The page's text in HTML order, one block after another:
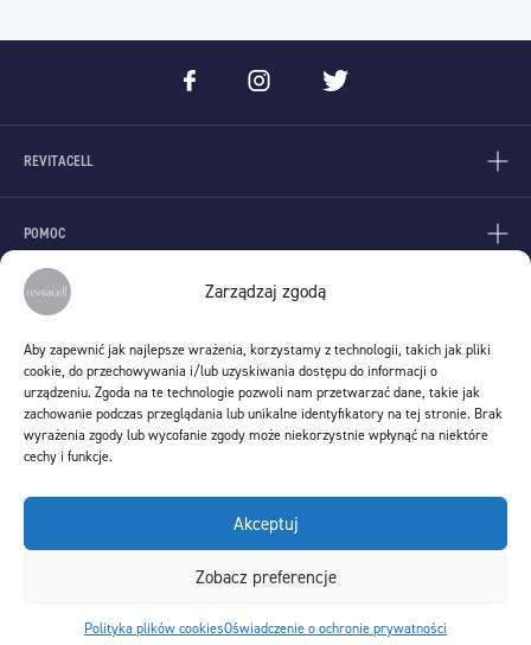
Zarządzaj zgodą
Aby zapewnić jak najlepsze wrażenia, korzystamy z technologii, takich jak pliki
cookie, do przechowywania i/lub uzyskiwania dostępu do informacji o
urządzeniu. Zgoda na te technologie pozwoli nam przetwarzać dane, takie jak
zachowanie podczas przeglądania lub unikalne identyfikatory na tej stronie. Brak
wyrażenia zgody lub wycofanie zgody może niekorzystnie wpłynąć na niektóre
cechy i funkcje.
Akceptuj
Zobacz preferencje
Polityka plików cookiesOświadczenie o ochronie prywatności
REVITACELL
POMOC
KONTAKT
Stem Cells Spin S.A.
ul. Lenartowicza 6
51-140 Wrocław
KONTAKT@REVITACELL.PL
(czynna w godzinach 9:00 - 15-00 w dni robocze)
+48 71 736 00 85